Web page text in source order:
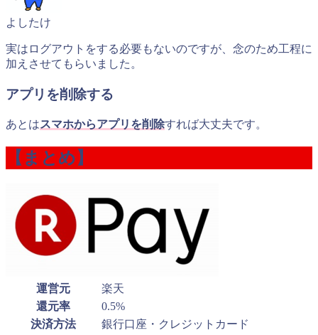
よしたけ
実はログアウトをする必要もないのですが、念のため工程に
加えさせてもらいました。
アプリを削除する
あとはスマホからアプリを削除すれば大丈夫です。
【まとめ】
運営元
楽天
還元率
0.5%
決済方法
銀行口座・クレジットカード